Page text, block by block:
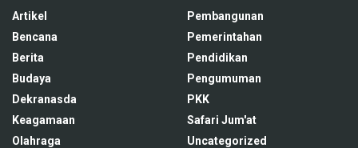
Artikel
Bencana
Berita
Budaya
Dekranasda
Keagamaan
Olahraga
Pembangunan
Pemerintahan
Pendidikan
Pengumuman
PKK
Safari Jum'at
Uncategorized